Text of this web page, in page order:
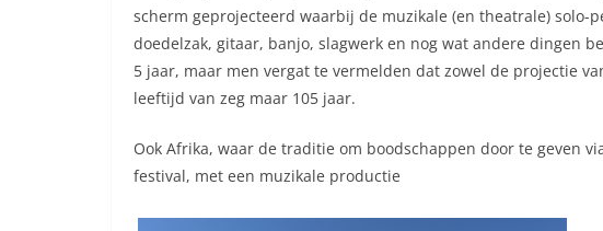
scherm geprojecteerd waarbij de muzikale (en theatrale) solo-
doedelzak, gitaar, banjo, slagwerk en nog wat andere dingen
5 jaar, maar men vergat te vermelden dat zowel de projectie
leeftijd van zeg maar 105 jaar.
Ook Afrika, waar de traditie om boodschappen door te geven
festival, met een muzikale productie